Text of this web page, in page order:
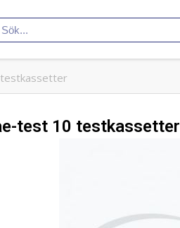
testkassetter
test 10 testkassetter